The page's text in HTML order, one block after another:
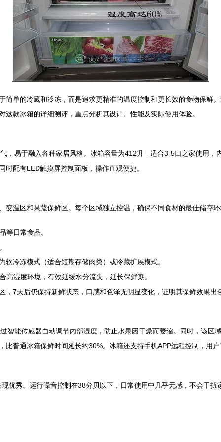
简单的冷藏和冷冻，而是追求更精准的温度控制和更长效的食物保鲜
款冰箱的详细测评，重点分析其设计、性能及实际使用体验。
，易于融入各种家居风格。冰箱容量为412升，适合3-5口之家使用
配有LED触摸屏控制面板，操作直观便捷。
变温区和果蔬保鲜区。每个区域独立控温，确保不同食材的最佳储存
等日常食品。
冷冻模式（适合短期存储肉类）或冷藏扩展模式。
湿度环境，有效延缓水分流失，延长保鲜期。
，7天后仍保持新鲜状态，口感和色泽无明显变化，证明其保鲜效果出
智能传感器自动调节内部湿度，防止水果因干燥而萎缩。同时，该区
普通冰箱保鲜时间延长约30%。冰箱还支持手机APP远程控制，用
优秀。运行噪音控制在38分贝以下，日常使用中几乎无感，不会干扰